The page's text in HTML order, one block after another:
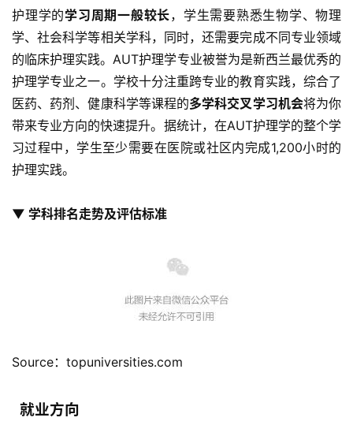
护理学的学习周期一般较长，学生需要熟悉生物学、物理
学、社会科学等相关学科，同时，还需要完成不同专业领域
的临床护理实践。AUT护理学专业被誉为是新西兰最优秀的
护理学专业之一。学校十分注重跨专业的教育实践，综合了
医药、药剂、健康科学等课程的多学科交叉学习机会将为你
带来专业方向的快速提升。据统计，在AUT护理学的整个学
习过程中，学生至少需要在医院或社区内完成1,200小时的
护理实践。
▼ 学科排名走势及评估标准
Source：topuniversities.com
就业方向